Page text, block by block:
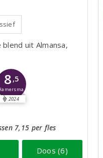
uit Almansa,
8 ,5
2024
7,15 per fles
Doos (6)